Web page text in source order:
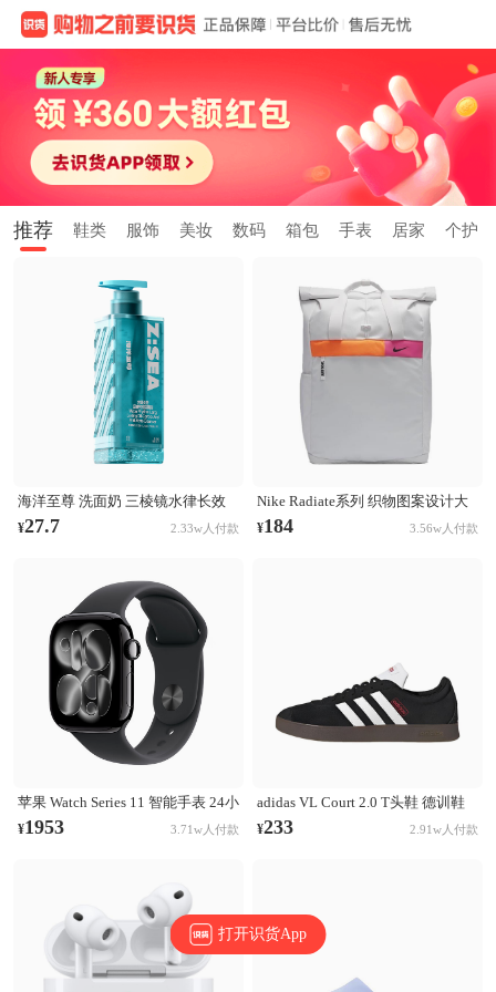
推荐 鞋类 服饰 美妆 数码 箱包 手表 居家 个护
海洋至尊 洗面奶 三棱镜水律长效
控油祛痘洗面奶 清洁黑头毛孔 控
¥27.7 2.33w人付款
Nike Radiate系列 织物图案设计大
容量训练运动双肩包 白彩虹
¥184 3.56w人付款
苹果 Watch Series 11 智能手表 24小
时续航升级 Ion-X玻璃技术 双倍抗
¥1953 3.71w人付款
adidas VL Court 2.0 T头鞋 德训鞋
板鞋 百搭轻便复古防滑耐磨轻运动
¥233 2.91w人付款
打开识货App